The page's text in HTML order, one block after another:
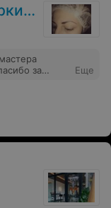
за
Спасибо!
Еще